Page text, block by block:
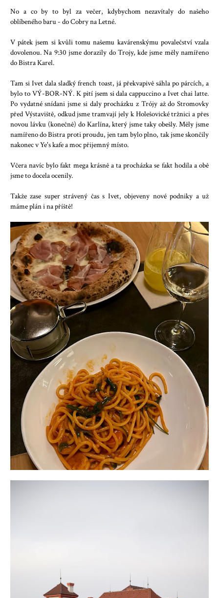
No a co by to byl za večer, kdybychom nezavítaly do našeho
oblíbeného baru - do Cobry na Letné.
V pátek jsem si kvůli tomu našemu kavárenskýmu povalečství vzala
dovolenou. Na 9:30 jsme dorazily do Trojy, kde jsme měly namířeno
do Bistra Karel.
Tam si Ivet dala sladký french toast, já překvapivě sáhla po párcích, a
bylo to VÝ-BOR-NÝ. K pití jsem si dala cappuccino a Ivet chai latte.
Po vydatné snídani jsme si daly procházku z Trójy až do Stromovky
před Výstaviště, odkud jsme tramvají jely k Holešovické tržnici a přes
novou lávku (konečně) do Karlína, který jsme taky obešly. Měly jsme
namířeno do Bistra proti proudu, jen tam bylo plno, tak jsme skončily
nakonec v Ye's kafe a moc přijemný místo.
Včera navíc bylo fakt mega krásně a ta procházka se fakt hodila a obě
jsme to docela ocenily.
Takže zase super strávený čas s Ivet, objeveny nové podniky a už
máme plán i na příště!